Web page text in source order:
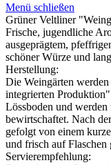
Menü schließen
Grüner Veltliner
Frische, jugendliche
ausgeprägtem,
schöner Würze und
Herstellung:
Die Weingärten
integrierten
Lössboden und
bewirtschaftet. Nach
gefolgt von einem
und frisch auf Flaschen
Servierempfehlung: